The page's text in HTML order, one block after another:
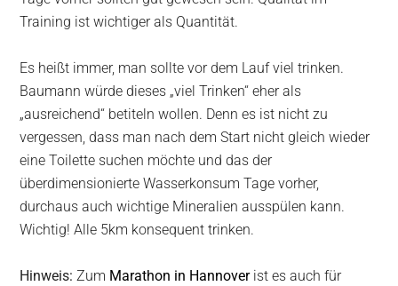
Training ist wichtiger als Quantität.
Es heißt immer, man sollte vor dem Lauf viel trinken.
Baumann würde dieses „viel Trinken“ eher als
„ausreichend“ betiteln wollen. Denn es ist nicht zu
vergessen, dass man nach dem Start nicht gleich wieder
eine Toilette suchen möchte und das der
überdimensionierte Wasserkonsum Tage vorher,
durchaus auch wichtige Mineralien ausspülen kann.
Wichtig! Alle 5km konsequent trinken.
Hinweis: Zum Marathon in Hannoverist es auch für